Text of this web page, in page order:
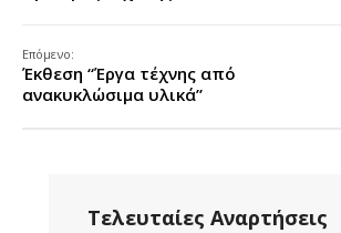
Επόμενο:
Έκθεση “Έργα τέχνης από
ανακυκλώσιμα υλικά”
Τελευταίες Αναρτήσεις